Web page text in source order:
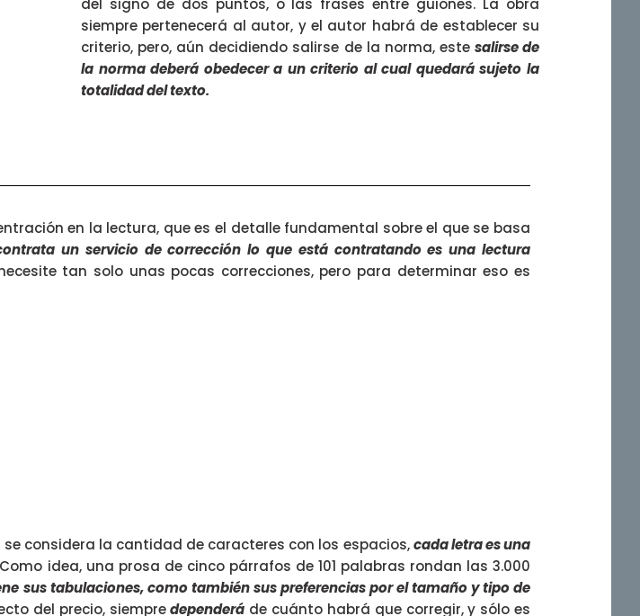
del signo de dos puntos, o las frases entre guiones. La obra
siempre pertenecerá al autor, y el autor habrá de establecer su
criterio, pero, aún decidiendo salirse de la norma, este salirse de
la norma deberá obedecer a un criterio al cual quedará sujeto la
totalidad del texto.
en la lectura, que es el detalle fundamental sobre el que se basa
un servicio de corrección lo que está contratando es una lectura
tan solo unas pocas correcciones, pero para determinar eso es
considera la cantidad de caracteres con los espacios,cada letra es una
idea, una prosa de cinco párrafos de 101 palabras rondan las 3.000
sus tabulaciones, como también sus preferencias por el tamaño y tipo de
del precio, siempredependerá de cuánto habrá que corregir, y sólo es